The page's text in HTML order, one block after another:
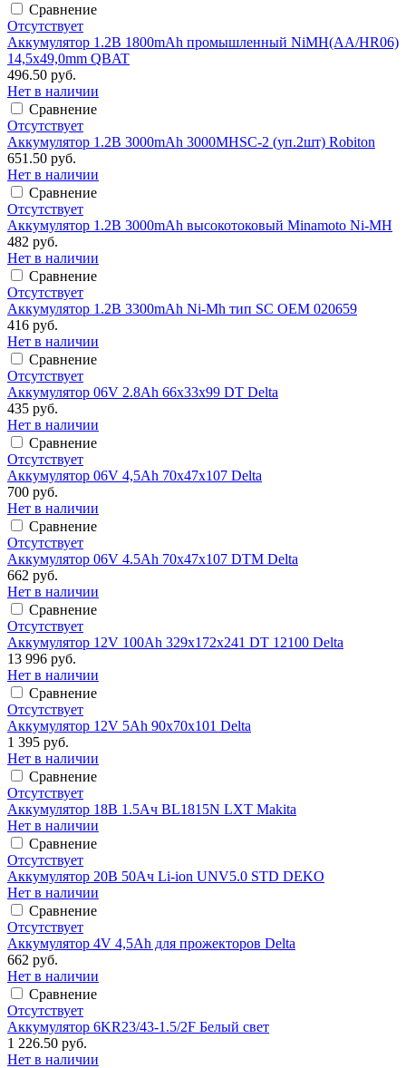
Сравнение
Отсутствует
Аккумулятор 1.2В 1800mAh промышленный NiMH(АА/HR06)
14,5х49,0mm QBAT
496.50 руб.
Нет в наличии
Сравнение
Отсутствует
Аккумулятор 1.2В 3000mAh 3000MHSC-2 (уп.2шт) Robiton
651.50 руб.
Нет в наличии
Сравнение
Отсутствует
Аккумулятор 1.2В 3000mAh высокотоковый Minamoto Ni-MH
482 руб.
Нет в наличии
Сравнение
Отсутствует
Аккумулятор 1.2В 3300mAh Ni-Mh тип SC ОЕМ 020659
416 руб.
Нет в наличии
Сравнение
Отсутствует
Аккумулятор 06V 2.8Ah 66х33х99 DT Delta
435 руб.
Нет в наличии
Сравнение
Отсутствует
Аккумулятор 06V 4,5Ah 70х47х107 Delta
700 руб.
Нет в наличии
Сравнение
Отсутствует
Аккумулятор 06V 4.5Ah 70х47х107 DTM Delta
662 руб.
Нет в наличии
Сравнение
Отсутствует
Аккумулятор 12V 100Ah 329х172х241 DT 12100 Delta
13 996 руб.
Нет в наличии
Сравнение
Отсутствует
Аккумулятор 12V 5Ah 90х70х101 Delta
1 395 руб.
Нет в наличии
Сравнение
Отсутствует
Аккумулятор 18В 1.5Ач BL1815N LXT Makita
Нет в наличии
Сравнение
Отсутствует
Аккумулятор 20В 50Ач Li-ion UNV5.0 STD DEKO
Нет в наличии
Сравнение
Отсутствует
Аккумулятор 4V 4,5Ah для прожекторов Delta
662 руб.
Нет в наличии
Сравнение
Отсутствует
Аккумулятор 6KR23/43-1.5/2F Белый свет
1 226.50 руб.
Нет в наличии